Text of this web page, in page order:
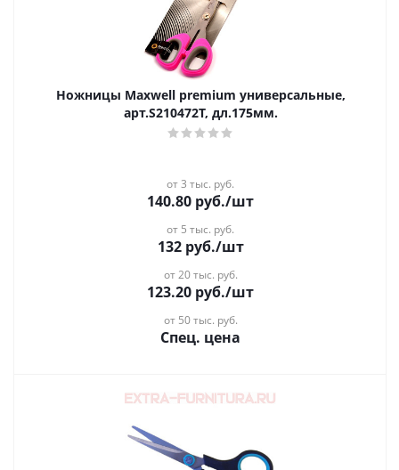
Ножницы Maxwell premium универсальные,
арт.S210472Т, дл.175мм.
от 3 тыс. руб.
140.80 руб./шт
от 5 тыс. руб.
132руб./шт
от 20 тыс. руб.
123.20 руб./шт
от 50 тыс. руб.
Спец. цена